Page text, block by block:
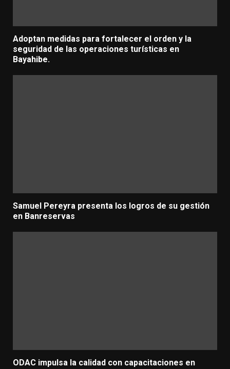
Adoptan medidas para fortalecer el orden y la
seguridad de las operaciones turísticas en
Bayahibe.
Samuel Pereyra presenta los logros de su gestión
en Banreservas
ODAC impulsa la calidad con capacitaciones en